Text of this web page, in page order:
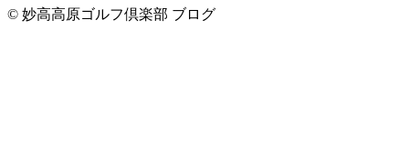
© 妙高高原ゴルフ倶楽部 ブログ